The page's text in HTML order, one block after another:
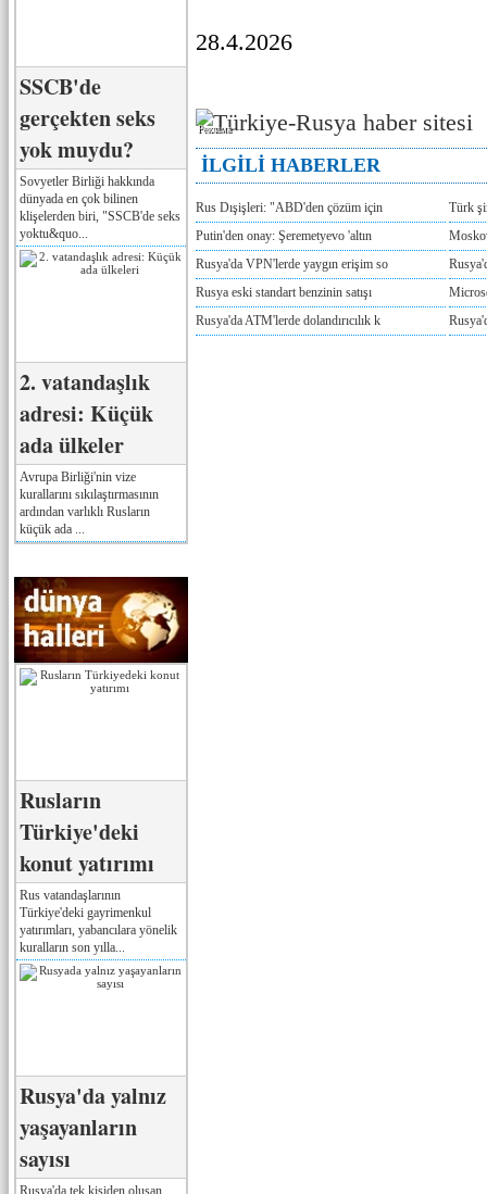
SSCB'de
gerçekten seks
yok muydu?
Sovyetler Birliği hakkında
dünyada en çok bilinen
klişelerden biri, "SSCB'de seks
yoktu&quo...
2. vatandaşlık
adresi: Küçük
ada ülkeler
Avrupa Birliği'nin vize
kurallarını sıkılaştırmasının
ardından varlıklı Rusların
küçük ada ...
Rusların
Türkiye'deki
konut yatırımı
Rus vatandaşlarının
Türkiye'deki gayrimenkul
yatırımları, yabancılara yönelik
kuralların son yılla...
Rusya'da yalnız
yaşayanların
sayısı
Rusya'da tek kişiden oluşan
28.4.2026
Реклама
İLGİLİ HABERLER
Rus Dışişleri: "ABD'den çözüm için
Türk
Putin'den onay: Şeremetyevo 'altın
Rusya'da VPN'lerde yaygın erişim so
Rusya eski standart benzinin satışı
Rusya'da ATM'lerde dolandırıcılık k